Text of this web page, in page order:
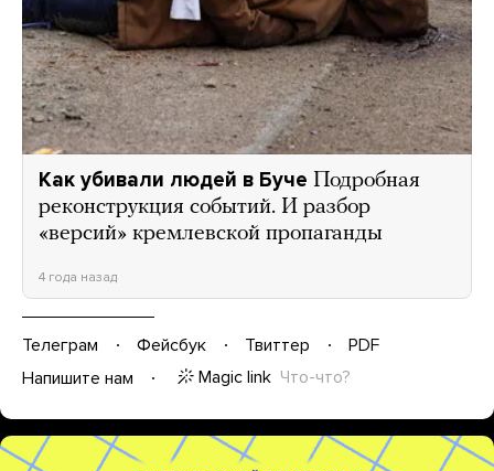
Как убивали людей в Буче Подробная
реконструкция событий. И разбор
«версий» кремлевской пропаганды
4 года назад
Телеграм Фейсбук Твиттер
PDF
Напишите нам
Magic link Что-что?